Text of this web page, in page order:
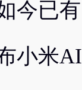
今已
小米